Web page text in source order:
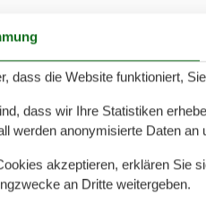
€ pro Tag/Person, Kinder
dass die Website funktioniert,
dass wir Ihre Statistiken
werden anonymisierte Daten an
akzeptieren, erklären Sie
an Dritte weitergeben.